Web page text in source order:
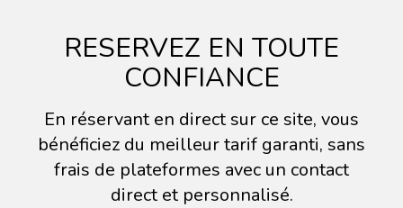
RESERVEZ EN TOUTE
CONFIANCE
En réservant en direct sur ce site, vous
bénéficiez du meilleur tarif garanti, sans
frais de plateformes avec un contact
direct et personnalisé.